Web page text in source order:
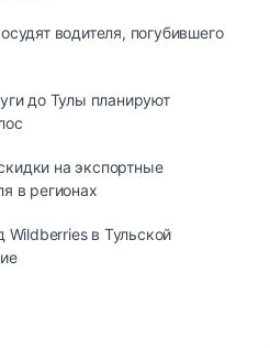
водителя, погубившего
до Тулы планируют
на экспортные
в регионах
Wildberries в Тульской